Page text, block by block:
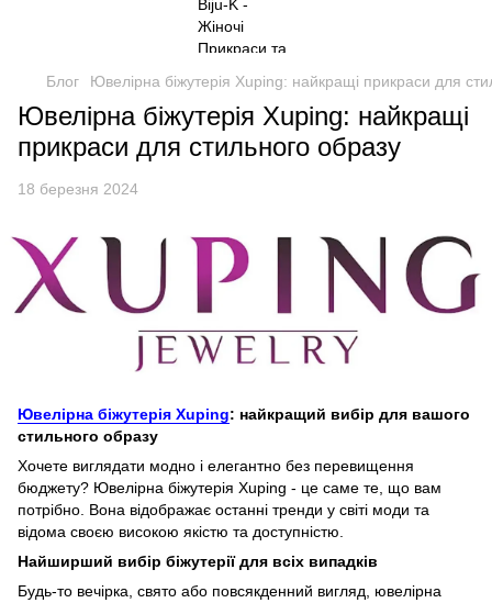
Блог Ювелірна біжутерія Xuping: найкращі прикраси для
Ювелірна біжутерія Xuping: найкращі
прикраси для стильного образу
18 березня 2024
Ювелірна біжутерія Xuping: найкращий вибір для вашого
стильного образу
Хочете виглядати модно і елегантно без перевищення
бюджету? Ювелірна біжутерія Xuping - це саме те, що вам
потрібно. Вона відображає останні тренди у світі моди та
відома своєю високою якістю та доступністю.
Найширший вибір біжутерії для всіх випадків
Будь-то вечірка, свято або повсякденний вигляд, ювелірна